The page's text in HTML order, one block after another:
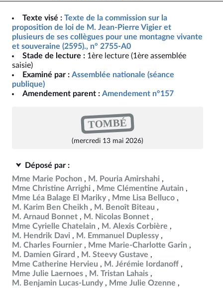
Texte visé : Texte de la commission sur la
proposition de loi de M. Jean-Pierre Vigier et
plusieurs de ses collègues pour une montagne vivante
et souveraine (2595)., n° 2755-A0
Stade de lecture : 1ère lecture (1ère assemblée
saisie)
Examiné par : Assemblée nationale (séance
publique)
Amendement parent : Amendement n°157
TOMBÉ
(mercredi 13 mai 2026)
Déposé par :
Mme Marie Pochon
M. Pouria Amirshahi
Mme Christine Arrighi
Mme Clémentine Autain
Mme Léa Balage El Mariky
Mme Lisa Belluco
M. Karim Ben Cheikh
M. Benoît Biteau
M. Arnaud Bonnet
M. Nicolas Bonnet
Mme Cyrielle Chatelain
M. Alexis Corbière
M. Hendrik Davi
M. Emmanuel Duplessy
M. Charles Fournier
Mme Marie-Charlotte Garin
M. Damien Girard
M. Steevy Gustave
Mme Catherine Hervieu
M. Jérémie Iordanoff
Mme Julie Laernoes
M. Tristan Lahais
M. Benjamin Lucas-Lundy
Mme Julie Ozenne